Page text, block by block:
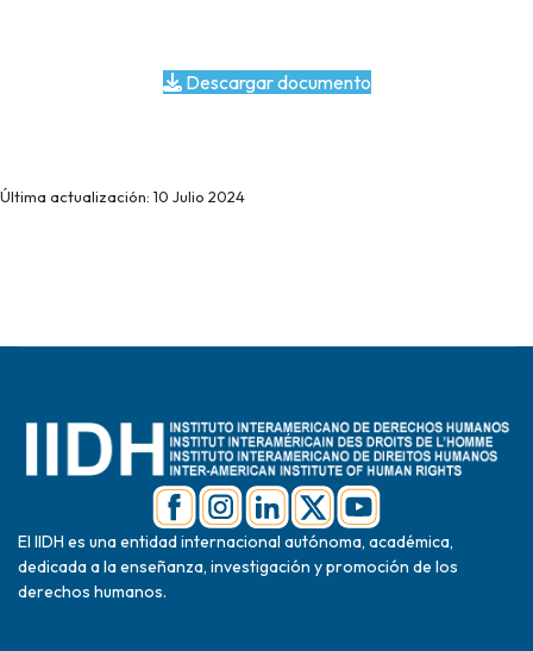
Descargar documento
Última actualización: 10 Julio 2024
El IIDH es una entidad internacional autónoma, académica,
dedicada a la enseñanza, investigación y promoción de los
derechos humanos.